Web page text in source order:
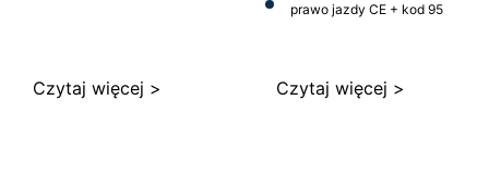
Czytaj więcej >
prawo jazdy CE + kod 95
Czytaj więcej >